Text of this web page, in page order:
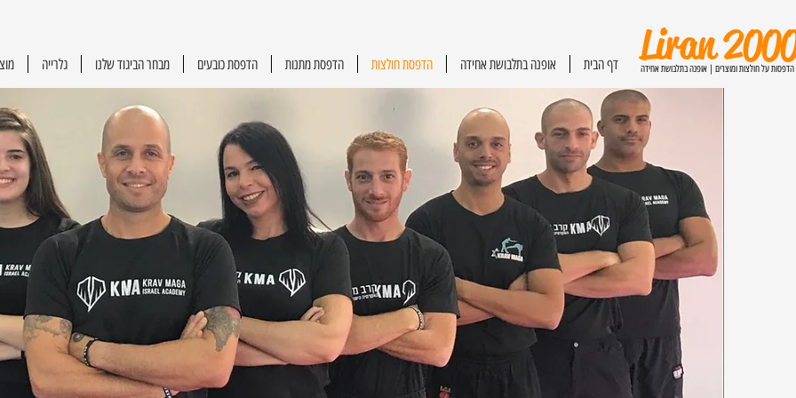
Liran
הדפסות על חולצות ומוצרים | אופנה בתלבושת אחידה גלרייה מבחר הביגוד שלנו הדפסת כובעים הדפסת מתנות הדפסת חולצות אופנה בתלבושת אחידה דף הבית